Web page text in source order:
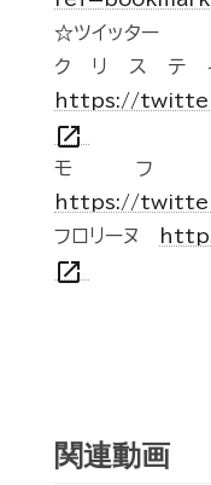
☆ツイッター
クリス
https://
open_in_new
モ
https://
フロリーヌ
open_in_new
関連動画